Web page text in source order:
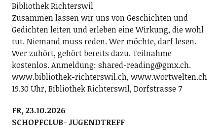
Bibliothek Richterswil
Zusammen lassen wir uns von Geschichten und
Gedichten leiten und erleben eine Wirkung, die wohl
tut. Niemand muss reden. Wer möchte, darf lesen.
Wer zuhört, gehört bereits dazu. Teilnahme
kostenlos. Anmeldung: shared-reading@gmx.ch.
www.bibliothek-richterswil.ch, www.wortwelten.ch
19.30 Uhr, Bibliothek Richterswil, Dorfstrasse 7
FR, 23.10.2026
SCHOPFCLUB- JUGENDTREFF